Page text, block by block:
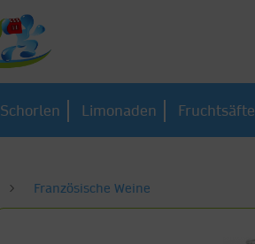
Limonaden Fruchtsäfte
Französische Weine